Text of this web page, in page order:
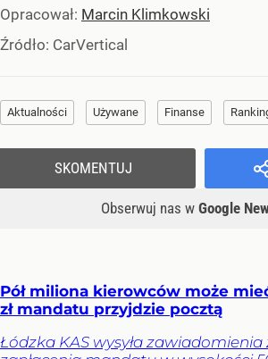
Opracował: Marcin Klimkowski
Źródło: CarVertical
Aktualności Używane Finanse
Obserwuj nas w Google
SKOMENTUJ
Pół miliona kierowców może
zł mandatu przyjdzie pocztą
Łódzka KAS wysyła